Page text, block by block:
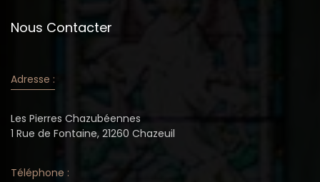
Nous Contacter
Adresse :
Les Pierres Chazubéennes
1 Rue de Fontaine, 21260 Chazeuil
Téléphone :